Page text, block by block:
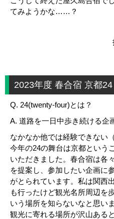
てみようかな……？
2023年度 春合宿 京都24
Q. 24(twenty-four)とは？
A. 道路を一日中歩き続ける企
なかなか他では経験できない
今年の24の舞台は京都という
いただきました。春合宿は各
を提案し、参加したい企画に
がとられています。私は関西
も行ったけど観光名所周辺を
いう場所を知らないなと思い
観光に寄れる場所が沢山ある